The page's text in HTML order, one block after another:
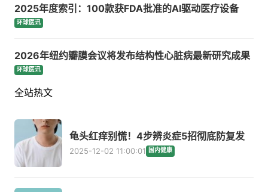
2025年度索引：100款获FDA批准的AI驱动医疗设备
环球医讯
2026年纽约瓣膜会议将发布结构性心脏病最新研究成果
环球医讯
全站热文
龟头红痒别慌！4步辨炎症5招彻底防复发
2025-12-02 11:00:01 国内健康